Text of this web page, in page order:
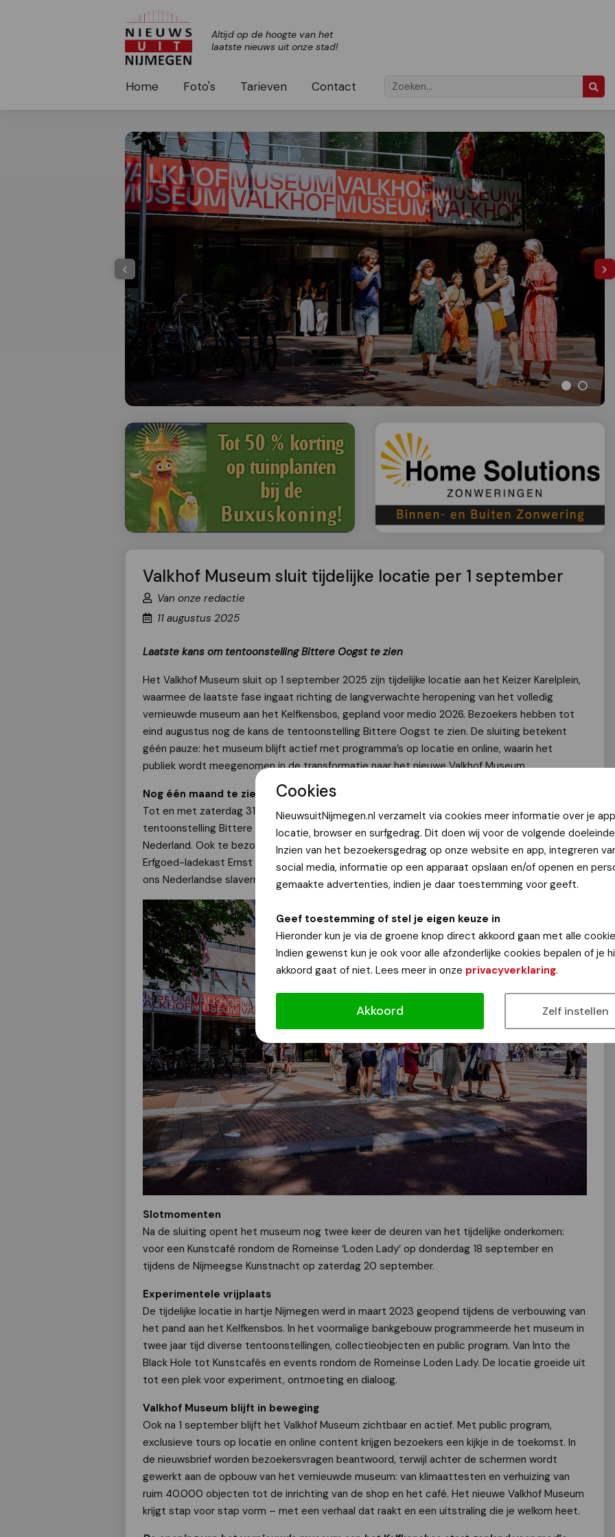
Cookies
NieuwsuitNijmegen.nl verzamelt via cookies meer informatie over je
locatie, browser en surfgedrag. Dit doen wij voor de volgende
Inzien van het bezoekersgedrag op onze website en app, integreren
social media, informatie op een apparaat opslaan en/of openen en
gemaakte advertenties, indien je daar toestemming voor geeft.
Geef toestemming of stel je eigen keuze in
Hieronder kun je via de groene knop direct akkoord gaan met alle
Indien gewenst kun je ook voor alle afzonderlijke cookies bepalen of je
akkoord gaat of niet. Lees meer in onze privacyverklaring.
Akkoord Zelf instellen
Altijd op de hoogte van het
laatste nieuws uit onze stad!
Home Foto's Tarieven Contact
Valkhof Museum sluit tijdelijke locatie per 1 september
Van onze redactie
11 augustus 2025
Laatste kans om tentoonstelling Bittere Oogst te zien
Het Valkhof Museum sluit op 1 september 2025 zijn tijdelijke locatie aan het Keizer Karelplein,
waarmee de laatste fase ingaat richting de langverwachte heropening van het volledig
vernieuwde museum aan het Kelfkensbos, gepland voor medio 2026. Bezoekers hebben tot
eind augustus nog de kans de tentoonstelling Bittere Oogst te zien. De sluiting betekent
géén pauze: het museum blijft actief met programma’s op locatie en online, waarin het
publiek wordt meegenomen in de transformatie naar het nieuwe Valkhof Museum.
Nog één maand te zien
Tot en met zaterdag 31 augustus krijgen bezoekers nog de kans om de indrukwekkende
tentoonstelling Bittere Oogst te zien, over het gedeelde slavernijverleden van Suriname en
Nederland. Ook te bezoeken: Offeren aan de goden in Herwen-Hemeling, de Radboud
Erfgoed-ladekast Ernst en Luim, en een deel van het participatieve kunstproject Draden van
ons Nederlandse slavernijverleden – dat samen met bezoekers wordt opgebouwd.
Slotmomenten
Na de sluiting opent het museum nog twee keer de deuren van het tijdelijke onderkomen:
voor een Kunstcafé rondom de Romeinse ‘Loden Lady’ op donderdag 18 september en
tijdens de Nijmeegse Kunstnacht op zaterdag 20 september.
Experimentele vrijplaats
De tijdelijke locatie in hartje Nijmegen werd in maart 2023 geopend tijdens de verbouwing van
het pand aan het Kelfkensbos. In het voormalige bankgebouw programmeerde het museum in
twee jaar tijd diverse tentoonstellingen, collectieobjecten en public program. Van Into the
Black Hole tot Kunstcafés en events rondom de Romeinse Loden Lady. De locatie groeide uit
tot een plek voor experiment, ontmoeting en dialoog.
Valkhof Museum blijft in beweging
Ook na 1 september blijft het Valkhof Museum zichtbaar en actief. Met public program,
exclusieve tours op locatie en online content krijgen bezoekers een kijkje in de toekomst. In
de nieuwsbrief worden bezoekersvragen beantwoord, terwijl achter de schermen wordt
gewerkt aan de opbouw van het vernieuwde museum: van klimaattesten en verhuizing van
ruim 40.000 objecten tot de inrichting van de shop en het café. Het nieuwe Valkhof Museum
krijgt stap voor stap vorm – met een verhaal dat raakt en een uitstraling die je welkom heet.